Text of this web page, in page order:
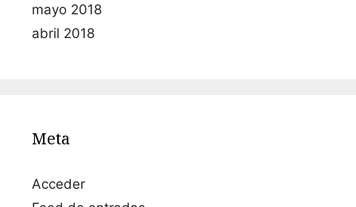
mayo 2018
abril 2018
Meta
Acceder